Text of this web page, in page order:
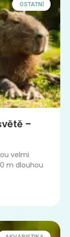
OSTATNÍ
–
velmi
m dlouhou